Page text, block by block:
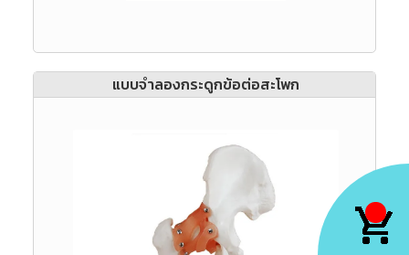
แบบจำลองกระดูกข้อต่อสะโพก